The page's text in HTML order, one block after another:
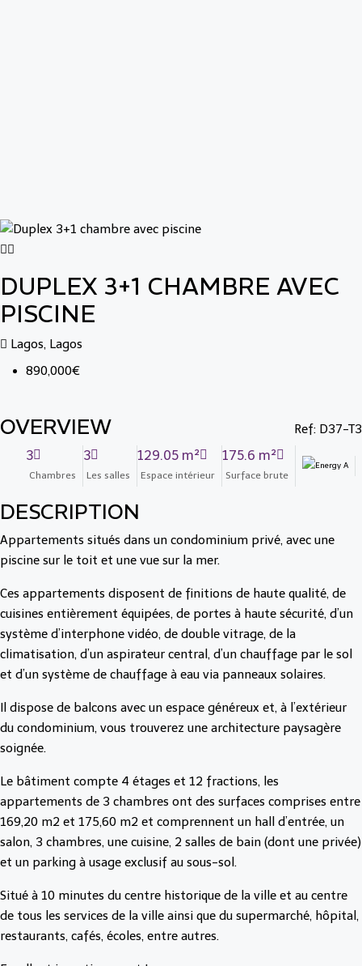
DUPLEX 3+1 CHAMBRE AVEC
PISCINE
Lagos, Lagos
890,000€
OVERVIEW Ref: D37-T3
3
Chambres
3
Les salles
129.05 m²
Espace intérieur
175.6 m²
Surface brute
DESCRIPTION
Appartements situés dans un condominium privé, avec une
piscine sur le toit et une vue sur la mer.
Ces appartements disposent de finitions de haute qualité, de
cuisines entièrement équipées, de portes à haute sécurité, d’un
système d’interphone vidéo, de double vitrage, de la
climatisation, d’un aspirateur central, d’un chauffage par le sol
et d’un système de chauffage à eau via panneaux solaires.
Il dispose de balcons avec un espace généreux et, à l’extérieur
du condominium, vous trouverez une architecture paysagère
soignée.
Le bâtiment compte 4 étages et 12 fractions, les
appartements de 3 chambres ont des surfaces comprises entre
169,20 m2 et 175,60 m2 et comprennent un hall d’entrée, un
salon, 3 chambres, une cuisine, 2 salles de bain (dont une privée)
et un parking à usage exclusif au sous-sol.
Situé à 10 minutes du centre historique de la ville et au centre
de tous les services de la ville ainsi que du supermarché, hôpital,
restaurants, cafés, écoles, entre autres.